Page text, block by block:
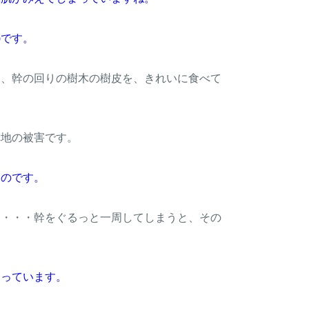
す。
幹の回りの樹木の樹皮を、きれいに食べて
の被害です。
です。
・・幹をぐるっと一周してしまうと、その
ています。